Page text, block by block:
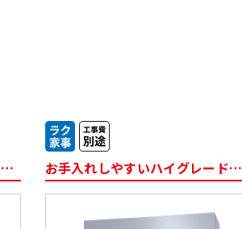
洗面化粧台
シンプルで使いやすいレンジフード お手入れしやすいハイグレードタイプ